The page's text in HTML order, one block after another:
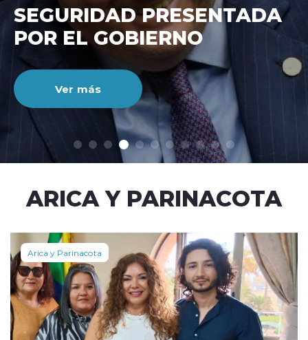
modo claro
SINCICIAL MANTIENE ALZA
SOSTENIDA
Ver más
ARICA Y PARINACOTA
Arica y Parinacota